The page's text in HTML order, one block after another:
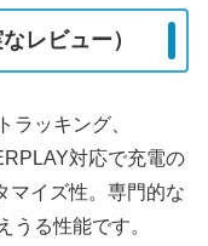
レビュー）
ラッキング、
対応で充電の
マイズ性。専門的な
うる性能です。